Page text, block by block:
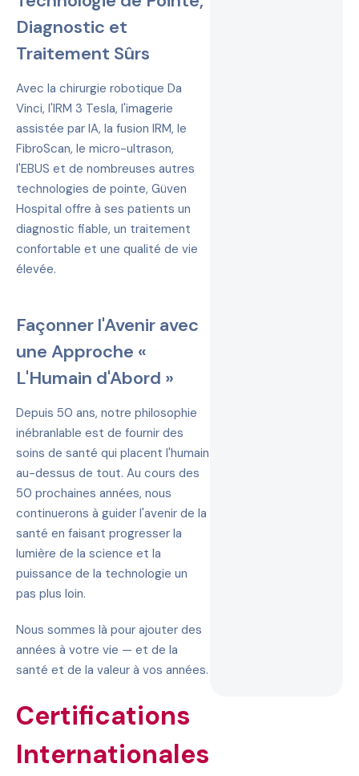
Diagnostic et
Traitement Sûrs
Avec la chirurgie robotique Da
Vinci, l'IRM 3 Tesla, l'imagerie
assistée par IA, la fusion IRM, le
FibroScan, le micro-ultrason,
l'EBUS et de nombreuses autres
technologies de pointe, Güven
Hospital offre à ses patients un
diagnostic fiable, un traitement
confortable et une qualité de vie
élevée.
Façonner l'Avenir avec
une Approche «
L'Humain d'Abord »
Depuis 50 ans, notre philosophie
inébranlable est de fournir des
soins de santé qui placent l'humain
au-dessus de tout. Au cours des
50 prochaines années, nous
continuerons à guider l'avenir de la
santé en faisant progresser la
lumière de la science et la
puissance de la technologie un
pas plus loin.
Nous sommes là pour ajouter des
années à votre vie — et de la
santé et de la valeur à vos années.
Certifications
Internationales